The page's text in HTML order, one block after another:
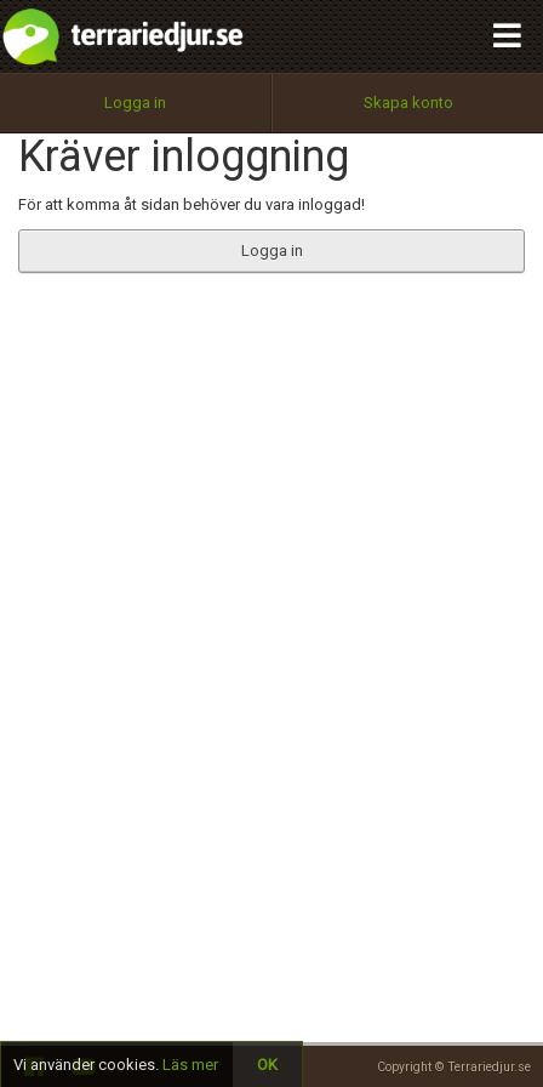
Logga in Skapa konto
Kräver inloggning
För att komma åt sidan behöver du vara inloggad!
Logga in
Copyright © Terrariedjur.se
Utför
100%
OK
integritetspolicy
Namn:
Epost:
Begär nytt lösenord
Tillbaka till förstasidan
Vi använder cookies. Läs mer OK